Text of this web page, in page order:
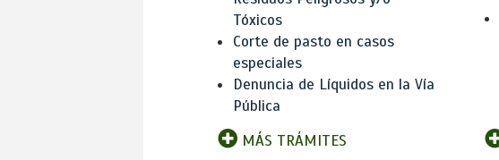
Tóxicos
Corte de pasto en casos
especiales
Denuncia de Líquidos en la Vía
Pública
MÁS TRÁMITES